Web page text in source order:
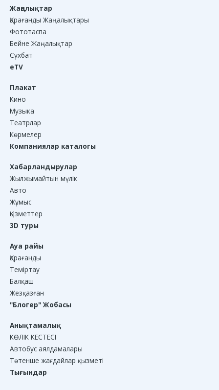
Жаңалықтар
Қарағанды Жаңалықтары
Фототаспа
Бейне Жаңалықтар
Сұхбат
eTV
Плакат
Кино
Музыка
Театрлар
Көрмелер
Компаниялар каталогы
Хабарландырулар
Жылжымайтын мүлік
Авто
Жұмыс
Қызметтер
3D туры
Ауа райы
Қарағанды
Теміртау
Балқаш
Жезқазған
"Блогер" Жобасы
Анықтамалық
КӨЛІК КЕСТЕСІ
Автобус аялдамалары
Төтенше жағдайлар қызметі
Тығындар